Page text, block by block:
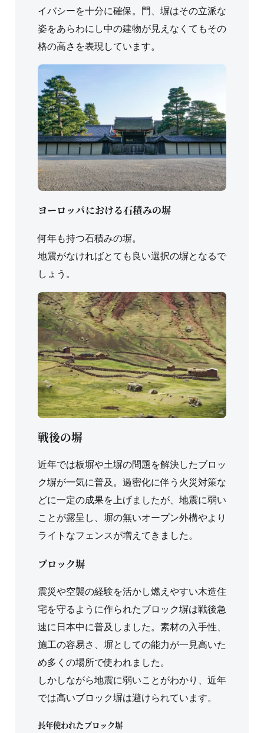
イバシーを十分に確保。門、塀はその立派な
姿をあらわにし中の建物が見えなくてもその
格の高さを表現しています。
ヨーロッパにおける石積みの塀
何年も持つ石積みの塀。
地震がなければとても良い選択の塀となるで
しょう。
戦後の塀
近年では板塀や土塀の問題を解決したブロッ
ク塀が一気に普及。過密化に伴う火災対策な
どに一定の成果を上げましたが、地震に弱い
ことが露呈し、塀の無いオープン外構やより
ライトなフェンスが増えてきました。
ブロック塀
震災や空襲の経験を活かし燃えやすい木造住
宅を守るように作られたブロック塀は戦後急
速に日本中に普及しました。素材の入手性、
施工の容易さ、塀としての能力が一見高いた
め多くの場所で使われました。
しかしながら地震に弱いことがわかり、近年
では高いブロック塀は避けられています。
長年使われたブロック塀